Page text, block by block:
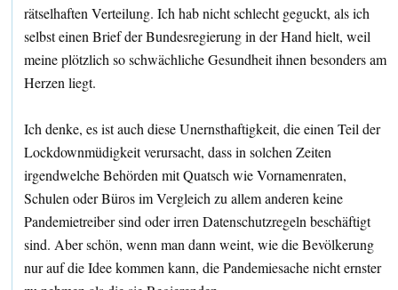
rätselhaften Verteilung. Ich hab nicht schlecht geguckt, als ich
selbst einen Brief der Bundesregierung in der Hand hielt, weil
meine plötzlich so schwächliche Gesundheit ihnen besonders am
Herzen liegt.
Ich denke, es ist auch diese Unernsthaftigkeit, die einen Teil der
Lockdownmüdigkeit verursacht, dass in solchen Zeiten
irgendwelche Behörden mit Quatsch wie Vornamenraten,
Schulen oder Büros im Vergleich zu allem anderen keine
Pandemietreiber sind oder irren Datenschutzregeln beschäftigt
sind. Aber schön, wenn man dann weint, wie die Bevölkerung
nur auf die Idee kommen kann, die Pandemiesache nicht ernster